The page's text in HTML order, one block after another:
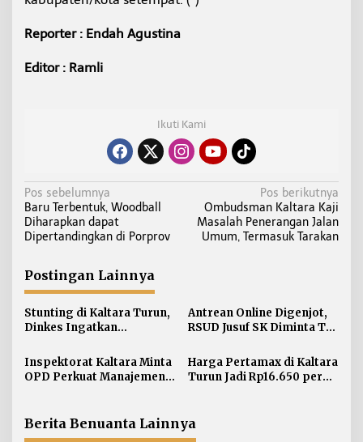
Reporter : Endah Agustina
Editor : Ramli
Ikuti Kami
N
a
v
g
a
s
i
o
Pos sebelumnya
Baru Terbentuk, Woodball
Diharapkan dapat
Dipertandingkan di Porprov
Pos berikutnya
Ombudsman Kaltara Kaji
Masalah Penerangan Jalan
Umum, Termasuk Tarakan
Postingan Lainnya
Stunting di Kaltara Turun,
Dinkes Ingatkan
Kendur
Antrean Online Digenjot,
RSUD Jusuf SK Diminta Tak
Inspektorat Kaltara Minta
OPD Perkuat Manajemen
Harga Pertamax di Kaltara
Turun Jadi Rp16.650 per
Berita Benuanta Lainnya